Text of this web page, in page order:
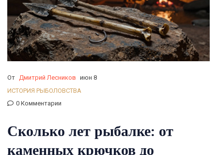
От Дмитрий Лесников июн 8
ИСТОРИЯ РЫБОЛОВСТВА
0 Комментарии
Сколько лет рыбалке: от
каменных крючков до